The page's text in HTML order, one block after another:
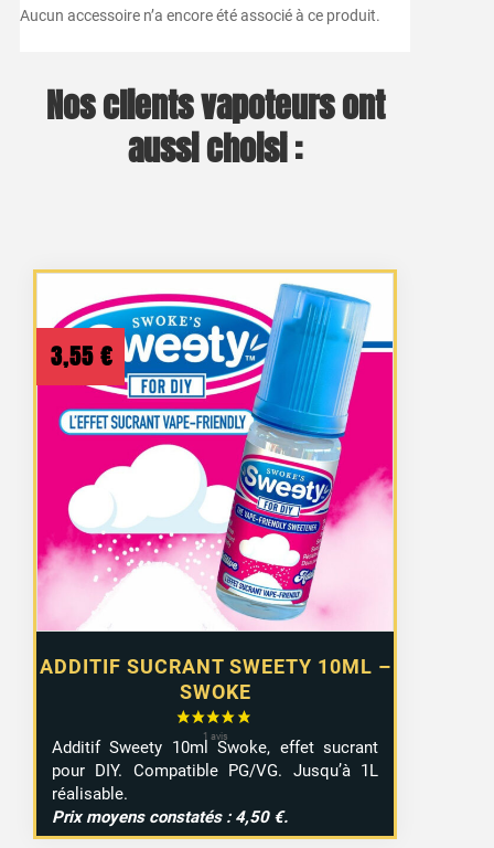
Aucun accessoire n’a encore été associé à ce produit.
Nos clients vapoteurs ont
aussi choisi :
ADDITIF SUCRANT SWEETY 10ML –
SWOKE
3,55 €
Additif Sweety 10ml Swoke, effet sucrant
pour DIY. Compatible PG/VG. Jusqu’à 1L
réalisable.
Prix moyens constatés : 4,50 €.